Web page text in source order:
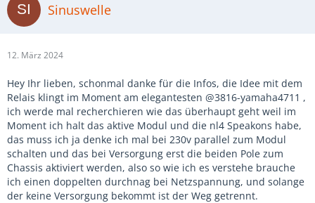
Sinuswelle
12. März 2024
Hey Ihr lieben, schonmal danke für die Infos, die Idee mit dem
Relais klingt im Moment am elegantesten @3816-yamaha4711 ,
ich werde mal recherchieren wie das überhaupt geht weil im
Moment ich halt das aktive Modul und die nl4 Speakons habe,
das muss ich ja denke ich mal bei 230v parallel zum Modul
schalten und das bei Versorgung erst die beiden Pole zum
Chassis aktiviert werden, also so wie ich es verstehe brauche
ich einen doppelten durchnag bei Netzspannung, und solange
der keine Versorgung bekommt ist der Weg getrennt.